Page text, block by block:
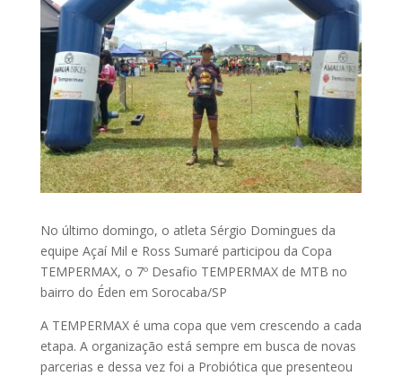
No último domingo, o atleta Sérgio Domingues da
equipe Açaí Mil e Ross Sumaré participou da Copa
TEMPERMAX, o 7º Desafio TEMPERMAX de MTB no
bairro do Éden em Sorocaba/SP
A TEMPERMAX é uma copa que vem crescendo a cada
etapa. A organização está sempre em busca de novas
parcerias e dessa vez foi a Probiótica que presenteou